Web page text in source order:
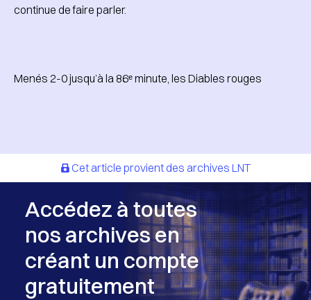
continue de faire parler.
Menés 2-0 jusqu’à la 86ᵉ minute, les Diables rouges
Cet article provient des archives LNT
Accédez à toutes
nos archives en
créant un compte
gratuitement